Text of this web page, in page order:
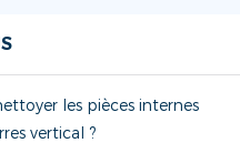
les pièces internes
vertical ?